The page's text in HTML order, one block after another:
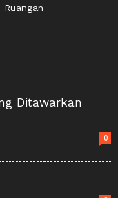
Ditawarkan
0